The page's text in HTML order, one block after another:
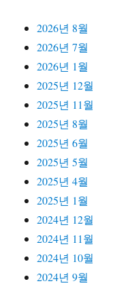
2026년 8월
2026년 7월
2026년 1월
2025년 12월
2025년 11월
2025년 8월
2025년 6월
2025년 5월
2025년 4월
2025년 1월
2024년 12월
2024년 11월
2024년 10월
2024년 9월